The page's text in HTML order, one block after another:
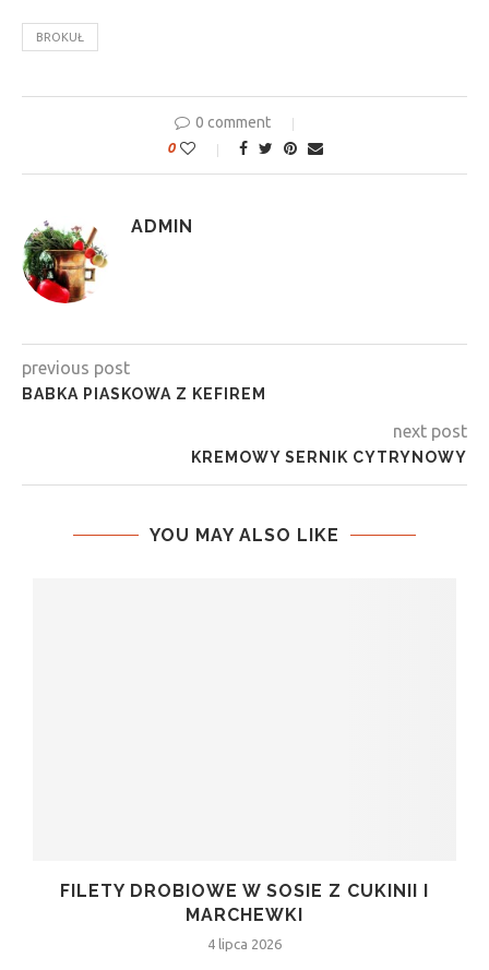
BROKUŁ
0 comment
0
ADMIN
previous post
BABKA PIASKOWA Z KEFIREM
next post
KREMOWY SERNIK CYTRYNOWY
YOU MAY ALSO LIKE
FILETY DROBIOWE W SOSIE Z CUKINII I
MARCHEWKI
4 lipca 2026